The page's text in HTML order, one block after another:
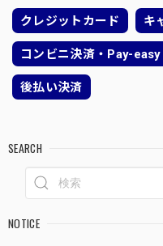
クレジットカード キ
コンビニ決済・Pay-easy
後払い決済
SEARCH
NOTICE